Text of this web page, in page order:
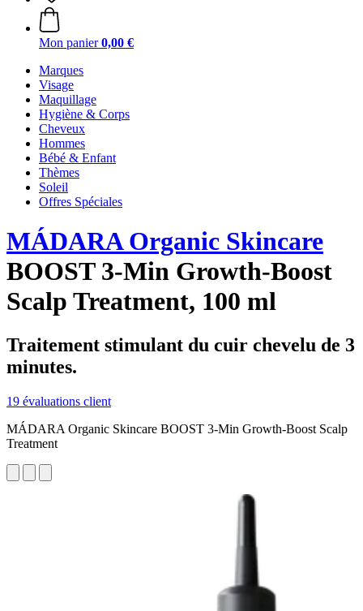
Mon panier 0,00 €
Marques
Visage
Maquillage
Hygiène & Corps
Cheveux
Hommes
Bébé & Enfant
Thèmes
Soleil
Offres Spéciales
MÁDARA Organic Skincare
BOOST 3-Min Growth-Boost
Scalp Treatment, 100 ml
Traitement stimulant du cuir chevelu de 3
minutes.
19 évaluations client
MÁDARA Organic Skincare BOOST 3-Min Growth-Boost Scalp
Treatment